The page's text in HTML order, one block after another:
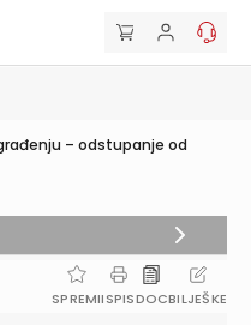
– odstupanje od
SPREMIISPISDOCBILJEŠKE